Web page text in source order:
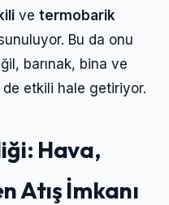
ve termobarik
Bu da onu
barınak, bina ve
de etkili hale getiriyor.
Hava,
Atış İmkanı